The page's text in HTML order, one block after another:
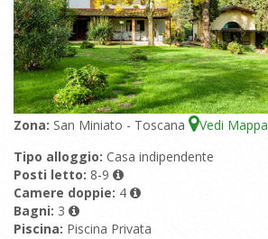
Zona: San Miniato - Toscana Vedi Mappa
Tipo alloggio: Casa indipendente
Posti letto: 8-9
Camere doppie: 4
Bagni: 3
Piscina: Piscina Privata